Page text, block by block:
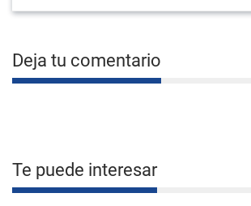
Deja tu comentario
Te puede interesar